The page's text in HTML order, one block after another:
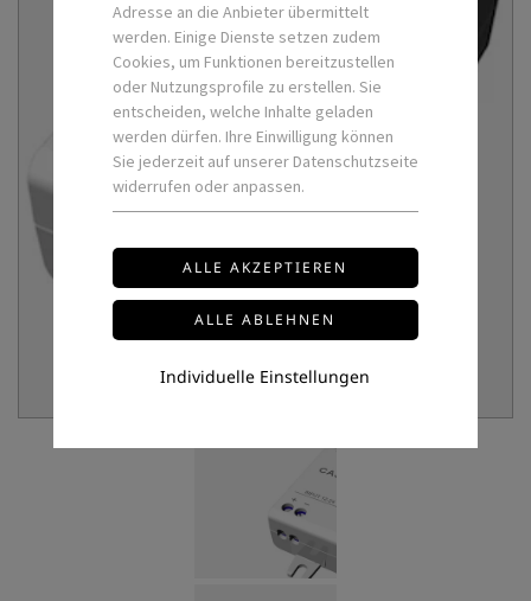
Adresse an die Anbieter übermittelt
werden. Einige Dienste setzen zudem
Cookies, um Funktionen bereitzustellen
oder Nutzungsprofile zu erstellen. Sie
entscheiden, welche Inhalte geladen
werden dürfen. Ihre Einwilligung können
Sie jederzeit auf unserer Datenschutzseite
widerrufen oder anpassen.
Individuelle Einstellungen